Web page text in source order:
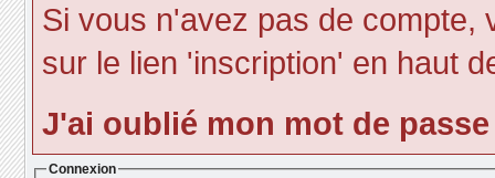
Si vous n'avez pas de compte,
sur le lien 'inscription' en haut
J'ai oublié mon mot de
Connexion